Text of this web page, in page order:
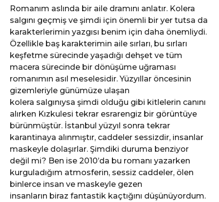
Romanım aslında bir aile dramını anlatır. Kolera
salgını geçmiş ve şimdi için önemli bir yer tutsa da
karakterlerimin yazgısı benim için daha önemliydi.
Özellikle baş karakterimin aile sırları, bu sırları
keşfetme sürecinde yaşadığı dehşet ve tüm
macera sürecinde bir dönüşüme uğraması
romanımın asıl meselesidir. Yüzyıllar öncesinin
gizemleriyle günümüze ulaşan
kolera salgınıysa şimdi olduğu gibi kitlelerin canını
alırken Kızkulesi tekrar esrarengiz bir görüntüye
bürünmüştür. İstanbul yüzyıl sonra tekrar
karantinaya alınmıştır, caddeler sessizdir, insanlar
maskeyle dolaşırlar. Şimdiki duruma benziyor
değil mi? Ben ise 2010’da bu romanı yazarken
kurguladığım atmosferin, sessiz caddeler, ölen
binlerce insan ve maskeyle gezen
insanların biraz fantastik kaçtığını düşünüyordum.